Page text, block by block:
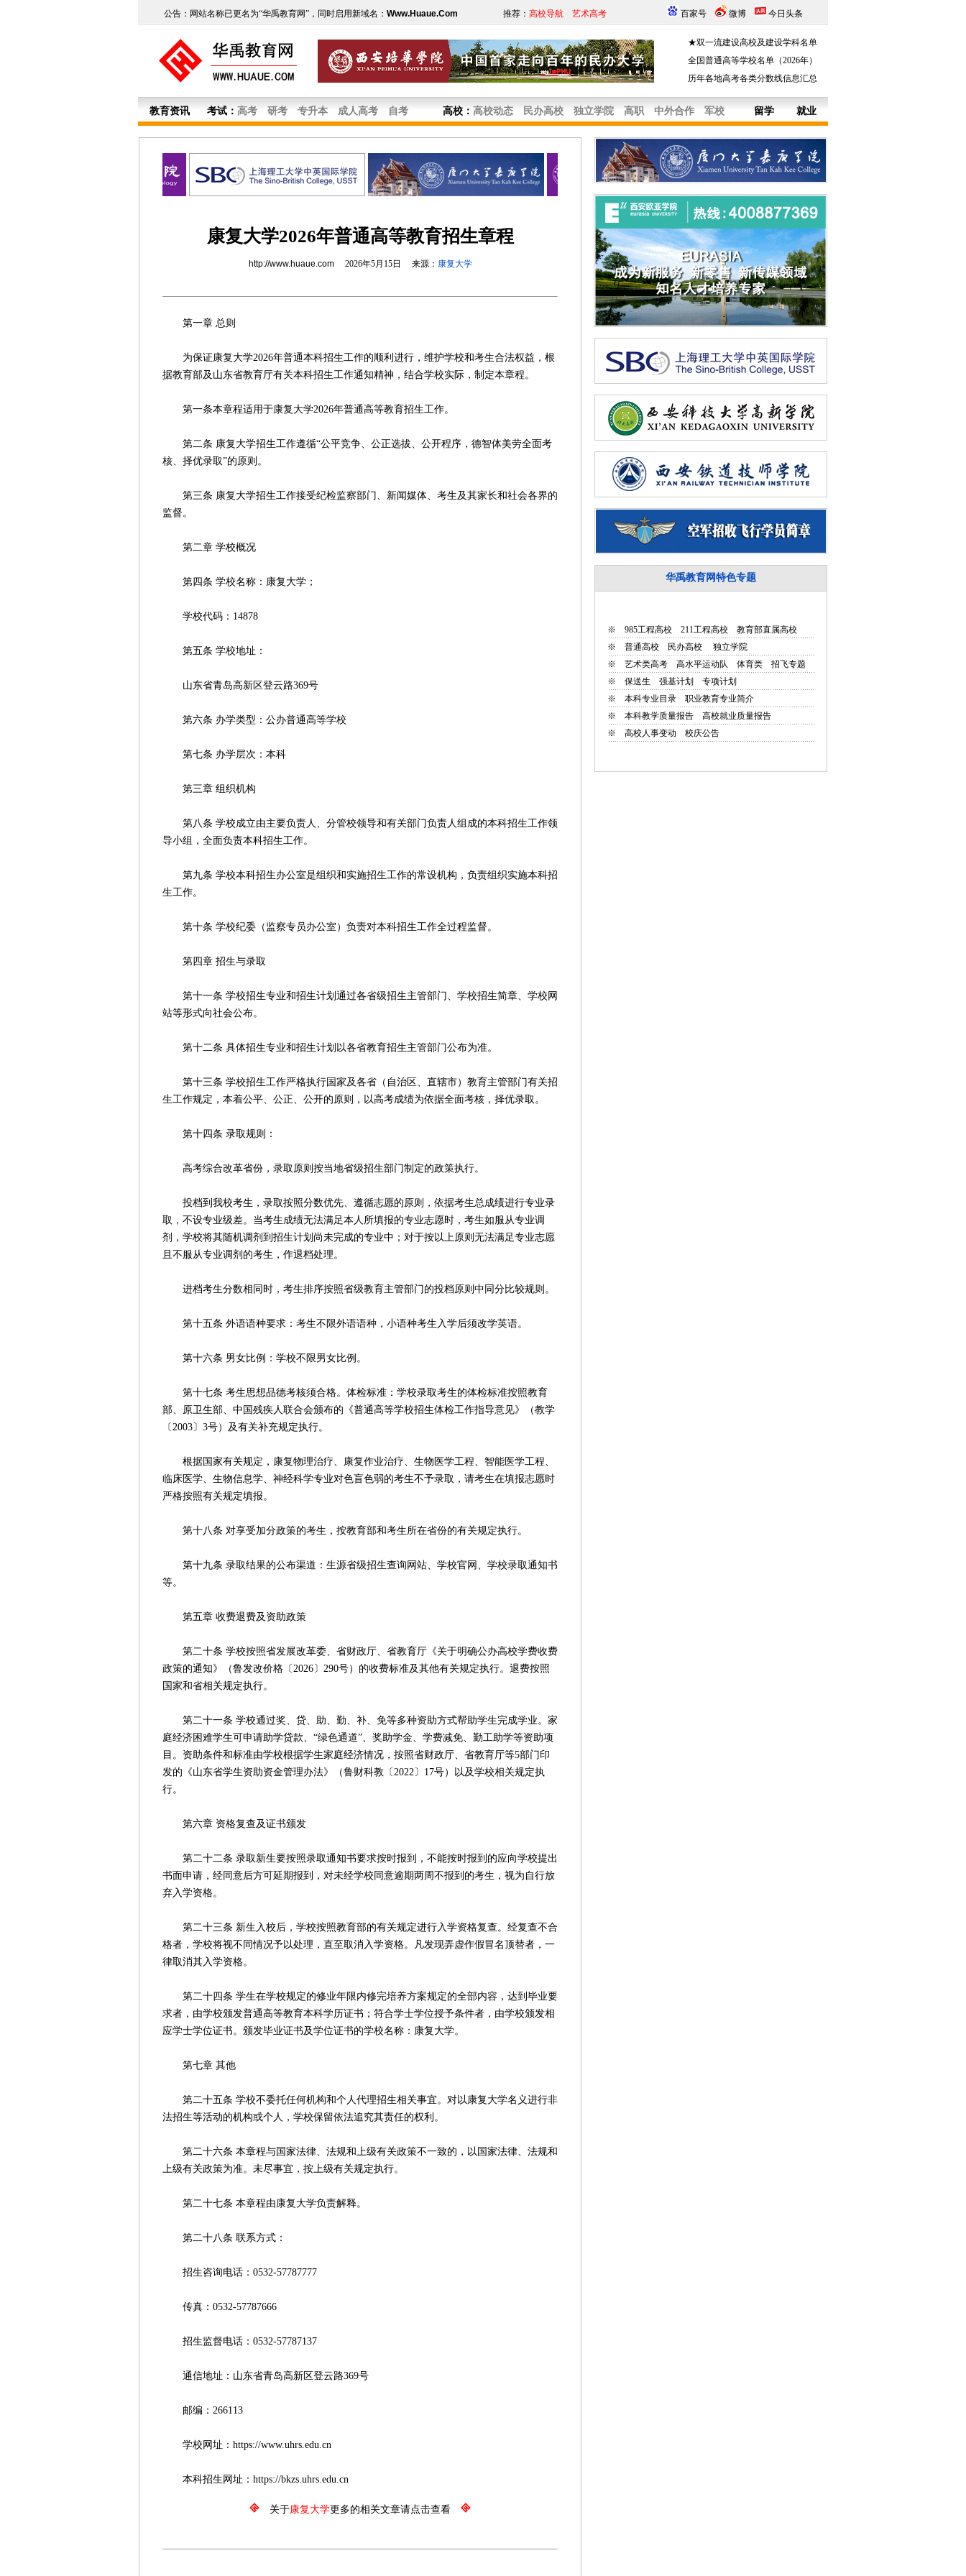
公告：网站名称已更名为“华禹教育网”，同时启用新域名： Www.Huaue.Com 推荐： 高校导航 艺术高考 百家号 微博 今日头条
★双一流建设高校及建设学科名单
全国普通高等学校名单（2026年）
历年各地高考各类分数线信息汇总
教育资讯 考试： 高考 研考 专升本 成人高考 自考 高校： 高校动态 民办高校 独立学院 高职 中外合作 军校 留学 就业
康复大学2026年普通高等教育招生章程
http://www.huaue.com2026年5月15日 来源： 康复大学
第一章 总则
为保证康复大学2026年普通本科招生工作的顺利进行，维护学校和考生合法权益，根
据教育部及山东省教育厅有关本科招生工作通知精神，结合学校实际，制定本章程。
第一条本章程适用于康复大学2026年普通高等教育招生工作。
第二条 康复大学招生工作遵循“公平竞争、公正选拔、公开程序，德智体美劳全面考
核、择优录取”的原则。
第三条 康复大学招生工作接受纪检监察部门、新闻媒体、考生及其家长和社会各界的
监督。
第二章 学校概况
第四条 学校名称：康复大学；
学校代码：14878
第五条 学校地址：
山东省青岛高新区登云路369号
第六条 办学类型：公办普通高等学校
第七条 办学层次：本科
第三章 组织机构
第八条 学校成立由主要负责人、分管校领导和有关部门负责人组成的本科招生工作领
导小组，全面负责本科招生工作。
第九条 学校本科招生办公室是组织和实施招生工作的常设机构，负责组织实施本科招
生工作。
第十条 学校纪委（监察专员办公室）负责对本科招生工作全过程监督。
第四章 招生与录取
第十一条 学校招生专业和招生计划通过各省级招生主管部门、学校招生简章、学校网
站等形式向社会公布。
第十二条 具体招生专业和招生计划以各省教育招生主管部门公布为准。
第十三条 学校招生工作严格执行国家及各省（自治区、直辖市）教育主管部门有关招
生工作规定，本着公平、公正、公开的原则，以高考成绩为依据全面考核，择优录取。
第十四条 录取规则：
高考综合改革省份，录取原则按当地省级招生部门制定的政策执行。
投档到我校考生，录取按照分数优先、遵循志愿的原则，依据考生总成绩进行专业录
取，不设专业级差。当考生成绩无法满足本人所填报的专业志愿时，考生如服从专业调
剂，学校将其随机调剂到招生计划尚未完成的专业中；对于按以上原则无法满足专业志愿
且不服从专业调剂的考生，作退档处理。
进档考生分数相同时，考生排序按照省级教育主管部门的投档原则中同分比较规则。
第十五条 外语语种要求：考生不限外语语种，小语种考生入学后须改学英语。
第十六条 男女比例：学校不限男女比例。
第十七条 考生思想品德考核须合格。体检标准：学校录取考生的体检标准按照教育
部、原卫生部、中国残疾人联合会颁布的《普通高等学校招生体检工作指导意见》（教学
〔2003〕3号）及有关补充规定执行。
根据国家有关规定，康复物理治疗、康复作业治疗、生物医学工程、智能医学工程、
临床医学、生物信息学、神经科学专业对色盲色弱的考生不予录取，请考生在填报志愿时
严格按照有关规定填报。
第十八条 对享受加分政策的考生，按教育部和考生所在省份的有关规定执行。
第十九条 录取结果的公布渠道：生源省级招生查询网站、学校官网、学校录取通知书
等。
第五章 收费退费及资助政策
第二十条 学校按照省发展改革委、省财政厅、省教育厅《关于明确公办高校学费收费
政策的通知》（鲁发改价格〔2026〕290号）的收费标准及其他有关规定执行。退费按照
国家和省相关规定执行。
第二十一条 学校通过奖、贷、助、勤、补、免等多种资助方式帮助学生完成学业。家
庭经济困难学生可申请助学贷款、“绿色通道”、奖助学金、学费减免、勤工助学等资助项
目。资助条件和标准由学校根据学生家庭经济情况，按照省财政厅、省教育厅等5部门印
发的《山东省学生资助资金管理办法》（鲁财科教〔2022〕17号）以及学校相关规定执
行。
第六章 资格复查及证书颁发
第二十二条 录取新生要按照录取通知书要求按时报到，不能按时报到的应向学校提出
书面申请，经同意后方可延期报到，对未经学校同意逾期两周不报到的考生，视为自行放
弃入学资格。
第二十三条 新生入校后，学校按照教育部的有关规定进行入学资格复查。经复查不合
格者，学校将视不同情况予以处理，直至取消入学资格。凡发现弄虚作假冒名顶替者，一
律取消其入学资格。
第二十四条 学生在学校规定的修业年限内修完培养方案规定的全部内容，达到毕业要
求者，由学校颁发普通高等教育本科学历证书；符合学士学位授予条件者，由学校颁发相
应学士学位证书。颁发毕业证书及学位证书的学校名称：康复大学。
第七章 其他
第二十五条 学校不委托任何机构和个人代理招生相关事宜。对以康复大学名义进行非
法招生等活动的机构或个人，学校保留依法追究其责任的权利。
第二十六条 本章程与国家法律、法规和上级有关政策不一致的，以国家法律、法规和
上级有关政策为准。未尽事宜，按上级有关规定执行。
第二十七条 本章程由康复大学负责解释。
第二十八条 联系方式：
招生咨询电话：0532-57787777
传真：0532-57787666
招生监督电话：0532-57787137
通信地址：山东省青岛高新区登云路369号
邮编：266113
学校网址：https://www.uhrs.edu.cn
本科招生网址：https://bkzs.uhrs.edu.cn
关于康复大学更多的相关文章请点击查看
华禹教育网特色专题
※ 985工程高校 211工程高校
教育部直属高校
※ 普通高校 民办高校
独立学院
※ 艺术类高考 高水平运动队 体育类
招飞专题
※ 保送生 强基计划
专项计划
※ 本科专业目录
职业教育专业简介
※ 本科教学质量报告
高校就业质量报告
※ 高校人事变动 校庆公告